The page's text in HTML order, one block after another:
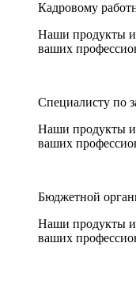
Кадровому
Наши продукты и
ваших
Специалисту по
Наши продукты и
ваших
Бюджетной
Наши продукты и
ваших